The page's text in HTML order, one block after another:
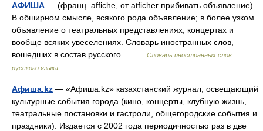
АФИША — (франц. affiche, от atficher прибивать объявление).
В обширном смысле, всякого рода объявление; в более узком
объявление о театральных представлениях, концертах и
вообще всяких увеселениях. Словарь иностранных слов,
вошедших в состав русского… …
Словарь иностранных слов
русского языка
Афиша.kz — «Афиша.kz» казахстанский журнал, освещающий
культурные события города (кино, концерты, клубную жизнь,
театральные постановки и гастроли, общегородские события и
праздники). Издается с 2002 года периодичностью раз в две